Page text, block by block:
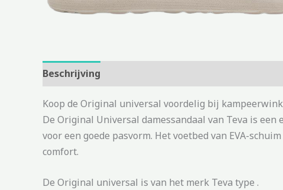
Beschrijving
Koop de Original universal voordelig bij
De Original Universal damessandaal van Teva is
voor een goede pasvorm. Het voetbed van EVA-
comfort.
De Original universal is van het merk Teva type .